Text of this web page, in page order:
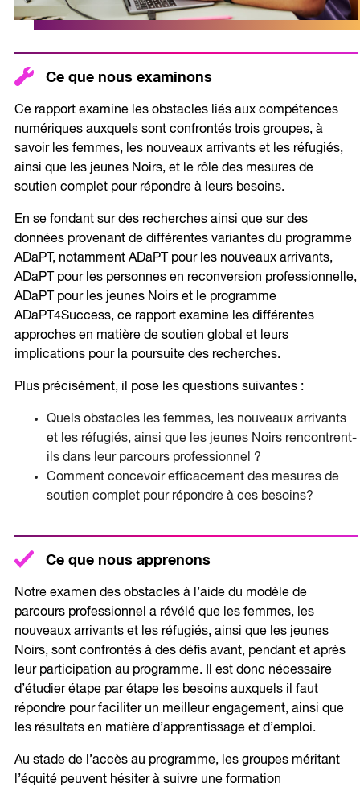
Ce que nous examinons
Ce rapport examine les obstacles liés aux compétences
numériques auxquels sont confrontés trois groupes, à
savoir les femmes, les nouveaux arrivants et les réfugiés,
ainsi que les jeunes Noirs, et le rôle des mesures de
soutien complet pour répondre à leurs besoins.
En se fondant sur des recherches ainsi que sur des
données provenant de différentes variantes du programme
ADaPT, notamment ADaPT pour les nouveaux arrivants,
ADaPT pour les personnes en reconversion professionnelle,
ADaPT pour les jeunes Noirs et le programme
ADaPT4Success, ce rapport examine les différentes
approches en matière de soutien global et leurs
implications pour la poursuite des recherches.
Plus précisément, il pose les questions suivantes :
Quels obstacles les femmes, les nouveaux arrivants
et les réfugiés, ainsi que les jeunes Noirs rencontrent-
ils dans leur parcours professionnel ?
Comment concevoir efficacement des mesures de
soutien complet pour répondre à ces besoins?
Ce que nous apprenons
Notre examen des obstacles à l’aide du modèle de
parcours professionnel a révélé que les femmes, les
nouveaux arrivants et les réfugiés, ainsi que les jeunes
Noirs, sont confrontés à des défis avant, pendant et après
leur participation au programme. Il est donc nécessaire
d’étudier étape par étape les besoins auxquels il faut
répondre pour faciliter un meilleur engagement, ainsi que
les résultats en matière d’apprentissage et d’emploi.
Au stade de l’accès au programme, les groupes méritant
l’équité peuvent hésiter à suivre une formation